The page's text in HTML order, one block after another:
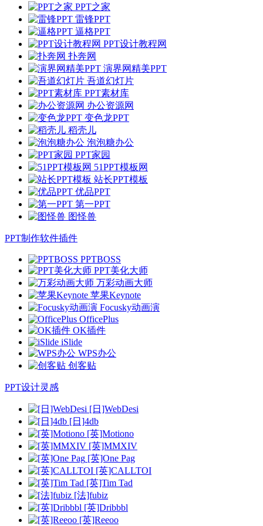
PPT之家
雷锋PPT
逼格PPT
PPT设计教程网
扑奔网
演界网精美PPT
吾道幻灯片
PPT素材库
办公资源网
变色龙PPT
稻壳儿
泡泡糖办公
PPT家园
51PPT模板网
站长PPT模板
优品PPT
第一PPT
图怪兽
PPT制作软件插件
PPTBOSS
PPT美化大师
万彩动画大师
苹果Keynote
Focusky动画演
OfficePlus
OK插件
iSlide
WPS办公
创客贴
PPT设计灵感
[日]WebDesi
[日]4db
[英]Motiono
[英]MMXIV
[英]One Pag
[英]CALLTOI
[英]Tim Tad
[法]fubiz
[英]Dribbbl
[英]Reeoo